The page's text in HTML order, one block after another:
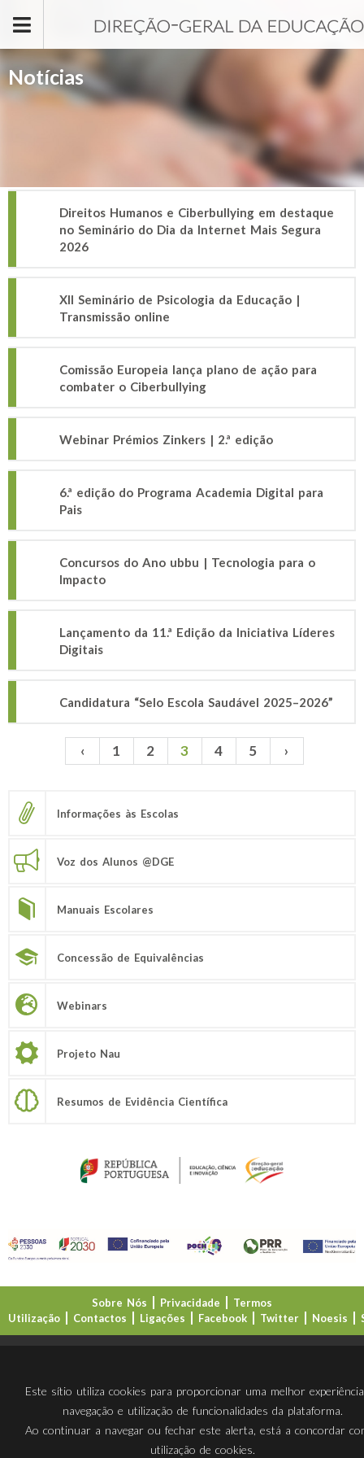
Notícias
Direitos Humanos e Ciberbullying em destaque
no Seminário do Dia da Internet Mais Segura
2026
XII Seminário de Psicologia da Educação |
Transmissão online
Comissão Europeia lança plano de ação para
combater o Ciberbullying
Webinar Prémios Zinkers | 2.ª edição
6.ª edição do Programa Academia Digital para
Pais
Concursos do Ano ubbu | Tecnologia para o
Impacto
Lançamento da 11.ª Edição da Iniciativa Líderes
Digitais
Candidatura “Selo Escola Saudável 2025–2026”
Páginas ‹ 1 2 3 4 5 ›
Informações às Escolas
Voz dos Alunos @DGE
Manuais Escolares
Concessão de Equivalências
Webinars
Projeto Nau
Resumos de Evidência Científica
Sobre Nós Privacidade
Termos
Utilização
Contactos Ligações Facebook Twitter Noesis
Este sítio utiliza cookies para proporcionar uma melhor
navegação e utilização de funcionalidades da plataforma.
Ao continuar a navegar ou fechar este alerta, está a concordar
utilização de cookies.